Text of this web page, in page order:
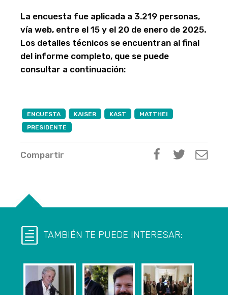
La encuesta fue aplicada a 3.219 personas,
vía web, entre el 15 y el 20 de enero de 2025.
Los detalles técnicos se encuentran al final
del informe completo, que se puede
consultar a continuación:
ENCUESTA KAISER KAST
MATTHEI
PRESIDENTE
Compartir
TAMBIÉN TE PUEDE INTERESAR: